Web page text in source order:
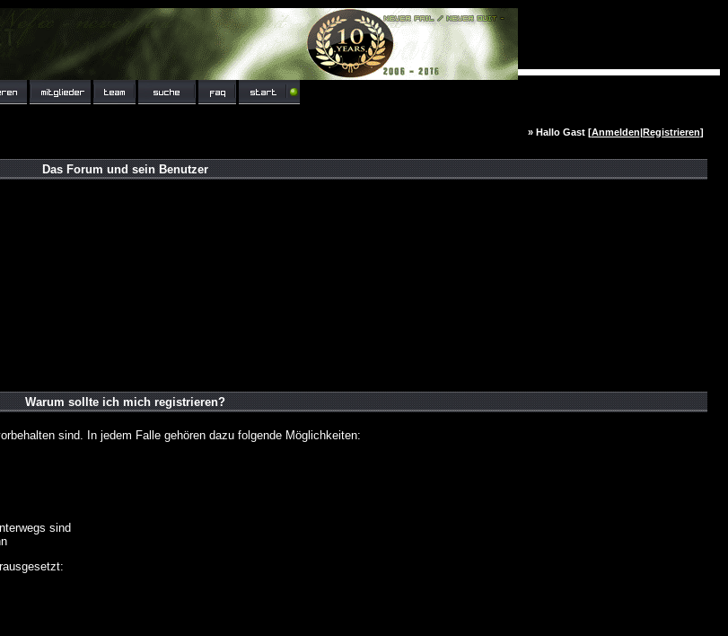
» Hallo Gast [Anmelden|Registrieren]
Das Forum und sein Benutzer
Warum sollte ich mich registrieren?
sind. In jedem Falle gehören dazu folgende Möglichkeiten:
sind